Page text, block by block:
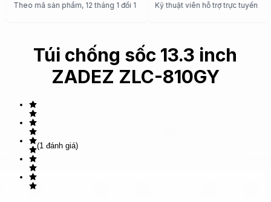
Theo mã sản phẩm, 12 tháng 1 đổi 1 Kỹ thuật viên hỗ trợ trực tuyến
Túi chống sốc 13.3 inch
ZADEZ ZLC-810GY
(1 đánh giá)